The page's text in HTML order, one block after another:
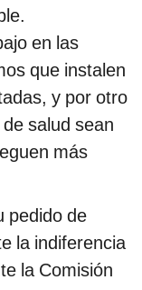
en las
que instalen
y por otro
salud sean
más
pedido de
la indiferencia
la Comisión